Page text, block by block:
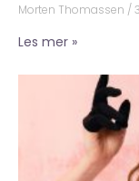
Morten Thomassen
Les mer »